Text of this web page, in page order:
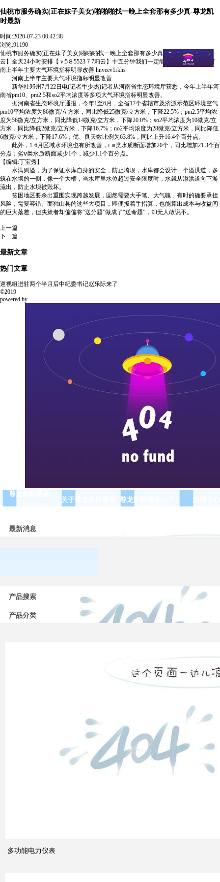
仙桃市服务确实(正在妹子美女)啪啪啪找一晚上全套那有多少真-尊龙凯
时最新
时间:2020-07-23 00:42:38
浏览:91190
仙桃市服务确实(正在妹子美女)啪啪啪找一晚上全套那有多少真【 v:5８5523７7莉
云】全天24小时安排【 v:5８5523７7莉云】十五分钟我们一定能送到您指定地点. 河
南上半年主要大气环境指标明显改善 hnveev1rkhs
河南上半年主要大气环境指标明显改善
新华社郑州7月22日电(记者牛少杰)记者从河南省生态环境厅获悉，今年上半年河
南省pm10、pm2.5和so2平均浓度等多项大气环境指标明显改善。
据河南省生态环境厅通报，今年1至6月，全省17个省辖市及济源示范区环境空气
pm10平均浓度为86微克/立方米，同比降低25微克/立方米，下降22.5%；pm2.5平均浓
度为56微克/立方米，同比降低14微克/立方米，下降20.0%；so2平均浓度为10微克/立
方米，同比降低2微克/立方米，下降16.7%；no2平均浓度为28微克/立方米，同比降低
6微克/立方米，下降17.6%；优、良天数比例为63.8%，同比上升16.4个百分点。
此外，1-6月区域水环境也有所改善，ⅰ-ⅲ类水质断面增加20个，同比增加21.3个百
分点；劣ⅴ类水质断面减少1个，减少1.1个百分点。
【编辑:丁宝秀】
水满则溢，为了保证水库自身的安全，防止垮坝，水库都会设计一个溢洪道，多
筑在水坝的一侧，像一个大槽，当水库里水位超过安全限度时，水就从溢洪道向下游
流出，防止水坝被毁坏。
贫困地区要杀出重围实现跨越发展，固然需要大手笔、大气魄，有时的确要承担
风险，需要容错。而独山县的这些大项目，即便扳着手指算，也能算出成本与收益间
的巨大落差，但决策者却偏偏将“送分题”做成了“送命题”，却无人敢说不。
上一篇
下一篇
最新文章
热门文章
巡视组进驻两个半月后中纪委书记赵乐际来了
©2019
powered by
尊龙凯时最新
关于尊龙凯时最新
尊龙凯时最新的产
新闻中心
最新消息
常用
低压
高压
配电
组成
产品搜索
产品分类
多功能电力仪表